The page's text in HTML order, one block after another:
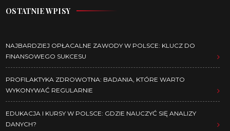
OSTATNIE WPISY
NAJBARDZIEJ OPŁACALNE ZAWODY W POLSCE: KLUCZ DO
FINANSOWEGO SUKCESU
PROFILAKTYKA ZDROWOTNA: BADANIA, KTÓRE WARTO
WYKONYWAĆ REGULARNIE
EDUKACJA I KURSY W POLSCE: GDZIE NAUCZYĆ SIĘ ANALIZY
DANYCH?